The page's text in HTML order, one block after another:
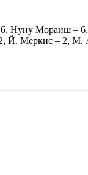
Нуну Мораиш – 6,
Й. Меркис – 2, М.